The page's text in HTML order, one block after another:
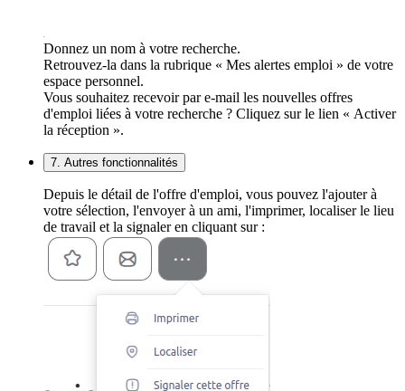
Donnez un nom à votre recherche.
Retrouvez-la dans la rubrique « Mes alertes emploi » de votre
espace personnel.
Vous souhaitez recevoir par e-mail les nouvelles offres
d'emploi liées à votre recherche ? Cliquez sur le lien « Activer
la réception ».
7. Autres fonctionnalités
Depuis le détail de l'offre d'emploi, vous pouvez l'ajouter à
votre sélection, l'envoyer à un ami, l'imprimer, localiser le lieu
de travail et la signaler en cliquant sur :